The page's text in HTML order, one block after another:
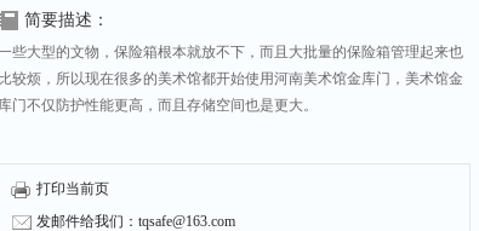
简要描述：
些大型的文物，保险箱根本就放不下，而且大批量的保险箱管理起来也
比较烦，所以现在很多的美术馆都开始使用河南美术馆金库门，美术馆金
库门不仅防护性能更高，而且存储空间也是更大。
打印当前页
发邮件给我们：tqsafe@163.com